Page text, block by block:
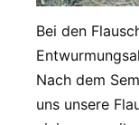
Bei den
Nach dem
uns unsere